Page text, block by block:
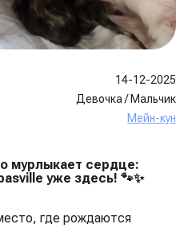
14-12-2025
Девочка / Мальчик
Мейн-кун
мурлыкает сердце:
уже здесь! 🐾✨
где рождаются